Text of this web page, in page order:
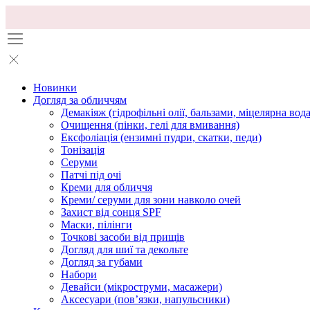
Новинки
Догляд за обличчям
Демакіяж (гідрофільні олії, бальзами, міцелярна
Очищення (пінки, гелі для вмивання)
Ексфоліація (ензимні пудри, скатки, педи)
Тонізація
Серуми
Патчі під очі
Креми для обличчя
Креми/ серуми для зони навколо очей
Захист від сонця SPF
Маски, пілінги
Точкові засоби від прищів
Догляд для шиї та декольте
Догляд за губами
Набори
Девайси (мікроструми, масажери)
Аксесуари (повʼязки, напульсники)